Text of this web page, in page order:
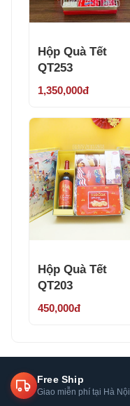
Hộp Quà Tết
QT253
1,350,000đ
Hộp Quà Tết
QT203
450,000đ
Free Ship
Giao miễn phí tại Hà Nội